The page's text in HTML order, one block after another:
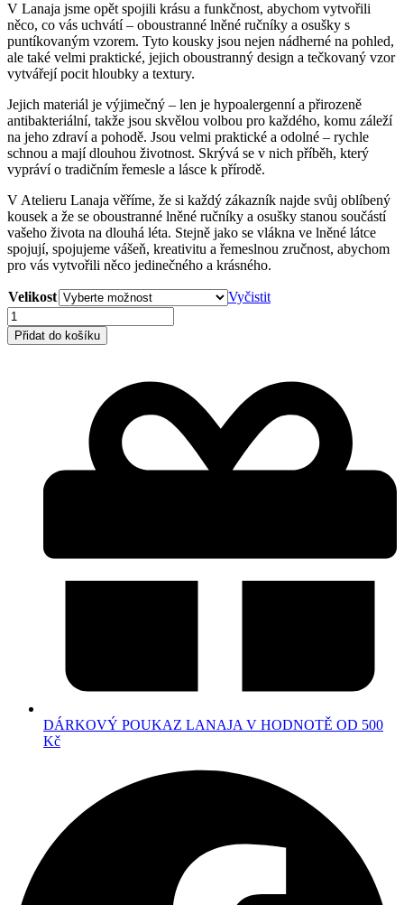
V Lanaja jsme opět spojili krásu a funkčnost, abychom vytvořili
něco, co vás uchvátí – oboustranné lněné ručníky a osušky s
puntíkovaným vzorem. Tyto kousky jsou nejen nádherné na pohled,
ale také velmi praktické, jejich oboustranný design a tečkovaný vzor
vytvářejí pocit hloubky a textury.
Jejich materiál je výjimečný – len je hypoalergenní a přirozeně
antibakteriální, takže jsou skvělou volbou pro každého, komu záleží
na jeho zdraví a pohodě. Jsou velmi praktické a odolné – rychle
schnou a mají dlouhou životnost. Skrývá se v nich příběh, který
vypráví o tradičním řemesle a lásce k přírodě.
V Atelieru Lanaja věříme, že si každý zákazník najde svůj oblíbený
kousek a že se oboustranné lněné ručníky a osušky stanou součástí
vašeho života na dlouhá léta. Stejně jako se vlákna ve lněné látce
spojují, spojujeme vášeň, kreativitu a řemeslnou zručnost, abychom
pro vás vytvořili něco jedinečného a krásného.
Velikost
Vyčistit
Oboustranný
lněný
ručník
Přidat do košíku
DÁRKOVÝ POUKAZ LANAJA V HODNOTĚ OD 500
Kč